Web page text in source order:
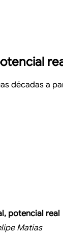
décadas a
potencial real
Matias